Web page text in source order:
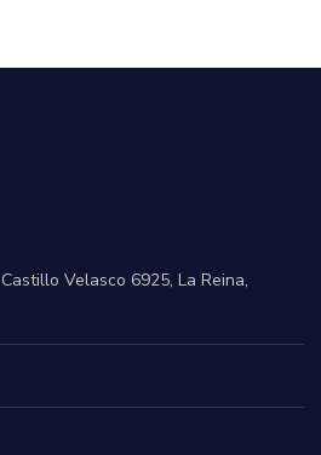
Velasco 6925, La Reina,